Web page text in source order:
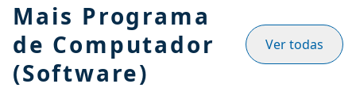
Mais Programa
de Computador
(Software)
Ver todas